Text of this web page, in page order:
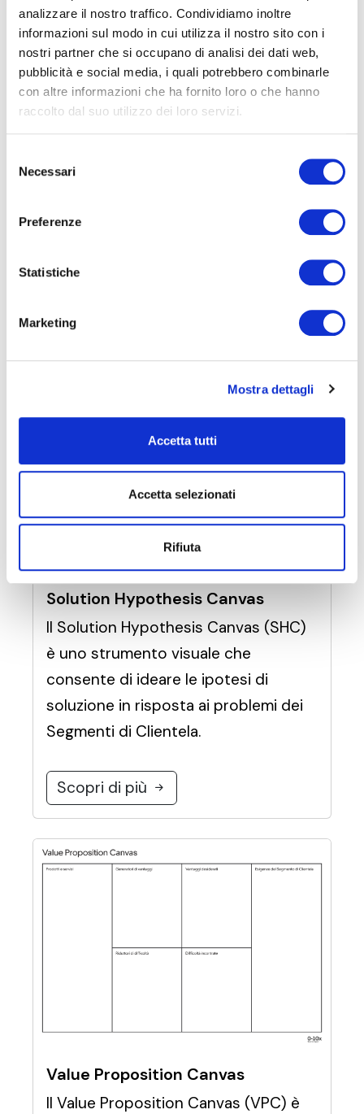
analizzare il nostro traffico. Condividiamo inoltre
informazioni sul modo in cui utilizza il nostro sito con i
nostri partner che si occupano di analisi dei dati web,
pubblicità e social media, i quali potrebbero combinarle
con altre informazioni che ha fornito loro o che hanno
raccolto dal suo utilizzo dei loro servizi.
delNecessari
Preferenze
Statistiche
Marketing
Mostra dettagli
Accetta tutti
Accetta selezionati
Rifiuta
uno strumento strategico che aiuta a
specifiche, i problemi, le motivazioni e
Solution Hypothesis Canvas
Il Solution Hypothesis Canvas (SHC)
è uno strumento visuale che
consente di ideare le ipotesi di
soluzione in risposta ai problemi dei
Segmenti di Clientela.
Scopri di più
Value Proposition Canvas
Il Value Proposition Canvas (VPC) è